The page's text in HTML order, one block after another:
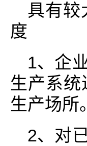
具有较
度
1、企
生产系
生产场所。
2、对